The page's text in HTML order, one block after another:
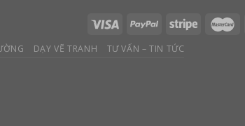
DẠY VẼ TRANH TƯ VẤN – TIN TỨC